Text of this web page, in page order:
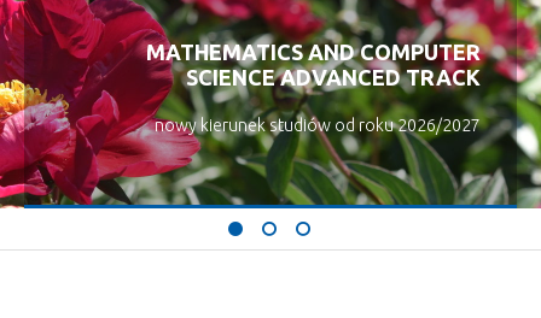
MATHEMATICS AND COMPUTER
SCIENCE ADVANCED TRACK
nowy kierunek studiów od roku 2026/2027